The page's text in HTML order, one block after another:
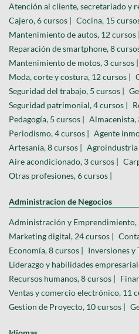
Atención al cliente, secretariado y
Cajero, 6 cursos | Cocina, 15
Mantenimiento de autos, 12 cursos |
Reparación de smartphone, 8
Mantenimiento de motos, 3 cursos |
Moda, corte y costura, 12 cursos |
Seguridad del trabajo, 5 cursos |
Seguridad patrimonial, 4 cursos |
Pedagogía, 5 cursos | Almacenista,
Periodismo, 4 cursos | Agente
Artesanía, 8 cursos | Agroindustria
Aire acondicionado, 3 cursos |
Otras profesiones, 6 cursos |
Administracion de Negocios
Administración y Emprendimiento,
Marketing digital, 24 cursos |
Economía, 8 cursos | Inversiones y
Liderazgo y habilidades
Recursos humanos, 8 cursos |
Ventas y comercio electrónico, 11
Gestion de Proyecto, 10 cursos |